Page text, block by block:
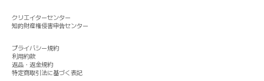
クリエイターセンター
知的財産権侵害申告センター
プライバシー規約
利用約款
返品・返金規約
特定商取引法に基づく表記